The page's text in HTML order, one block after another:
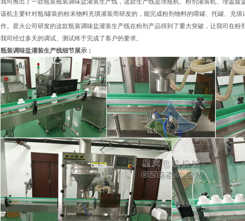
我司推出了一款瓶装瓶装调味盐灌装生产线，这款生产线是理瓶机、粉剂灌装机、理盖旋
该机主要针对瓶/罐装的粉末物料充填灌装而研发的，能完成粉剂物料的喂罐、托罐、充
作。星火公司研发的这款瓶装调味盐灌装生产线在粉剂产品得到了重大突破，让我司在粉
我司经过多天的调试、测试终于完成了客户的要求。
瓶装调味盐灌装生产线细节展示：